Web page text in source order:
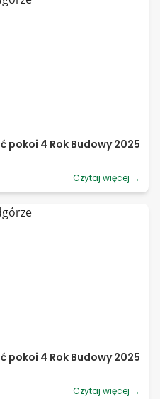
pokoi 4 Rok Budowy 2025
Czytaj więcej →
pokoi 4 Rok Budowy 2025
Czytaj więcej →